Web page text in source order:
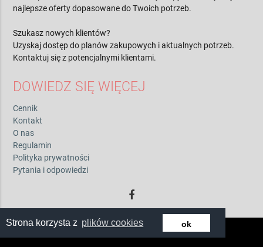
Strona korzysta z plików cookies ok
najlepsze oferty dopasowane do Twoich potrzeb.
Szukasz nowych klientów?
Uzyskaj dostęp do planów zakupowych i aktualnych potrzeb.
Kontaktuj się z potencjalnymi klientami.
DOWIEDZ SIĘ WIĘCEJ
Cennik
Kontakt
O nas
Regulamin
Polityka prywatności
Pytania i odpowiedzi